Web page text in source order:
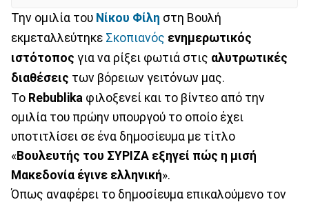
Την ομιλία του Νίκου Φίλη στη Βουλή
εκμεταλλεύτηκε Σκοπιανός ενημερωτικός
ιστότοπος για να ρίξει φωτιά στις αλυτρωτικές
διαθέσεις των βόρειων γειτόνων μας.
Το Rebublika φιλοξενεί και το βίντεο από την
ομιλία του πρώην υπουργού το οποίο έχει
υποτιτλίσει σε ένα δημοσίευμα με τίτλο
«Βουλευτής του ΣΥΡΙΖΑ εξηγεί πώς η μισή
Μακεδονία έγινε ελληνική».
Όπως αναφέρει το δημοσίευμα επικαλούμενο τον